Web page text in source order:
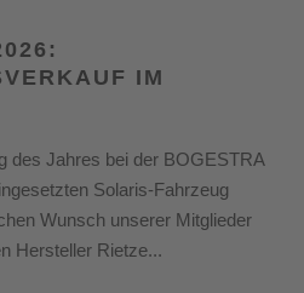
IM
des Jahres bei der BOGESTRA
Solaris-Fahrzeug
Wunsch unserer Mitglieder
Hersteller Rietze...